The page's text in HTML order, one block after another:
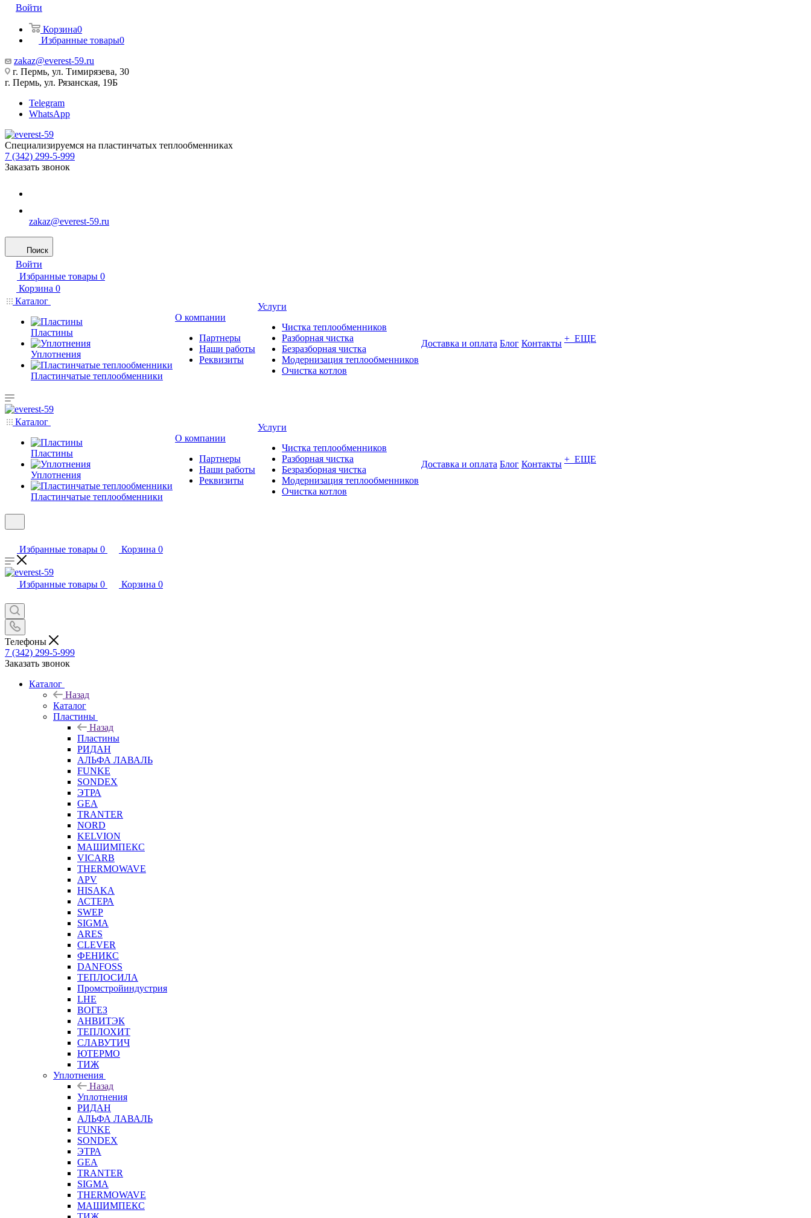
Войти
Корзина0
Избранные товары0
zakaz@everest-59.ru
г. Пермь, ул. Тимирязева, 30
г. Пермь, ул. Рязанская, 19Б
Telegram
WhatsApp
Специализируемся на пластинчатых теплообменниках
7 (342) 299-5-999
Заказать звонок
zakaz@everest-59.ru
Поиск
Войти
Избранные товары 0
Корзина 0
Каталог
Пластины
Уплотнения
Пластинчатые теплообменники
О компании
Партнеры
Наши работы
Реквизиты
Услуги
Чистка теплообменников
Разборная чистка
Безразборная чистка
Модернизация теплообменников
Очистка котлов
Доставка и оплата Блог Контакты + ЕЩЕ
Каталог
Пластины
Уплотнения
Пластинчатые теплообменники
О компании
Партнеры
Наши работы
Реквизиты
Услуги
Чистка теплообменников
Разборная чистка
Безразборная чистка
Модернизация теплообменников
Очистка котлов
Доставка и оплата Блог Контакты + ЕЩЕ
Избранные товары 0 Корзина 0
Избранные товары 0 Корзина 0
Телефоны
7 (342) 299-5-999
Заказать звонок
Каталог
Назад
Каталог
Пластины
Назад
Пластины
РИДАН
АЛЬФА ЛАВАЛЬ
FUNKE
SONDEX
ЭТРА
GEA
TRANTER
NORD
KELVION
МАШИМПЕКС
VICARB
THERMOWAVE
APV
HISAKA
АСТЕРА
SWEP
SIGMA
ARES
CLEVER
ФЕНИКС
DANFOSS
ТЕПЛОСИЛА
Промстройиндустрия
LHE
ВОГЕЗ
АНВИТЭК
ТЕПЛОХИТ
СЛАВУТИЧ
ЮТЕРМО
ТИЖ
Уплотнения
Назад
Уплотнения
РИДАН
АЛЬФА ЛАВАЛЬ
FUNKE
SONDEX
ЭТРА
GEA
TRANTER
SIGMA
THERMOWAVE
МАШИМПЕКС